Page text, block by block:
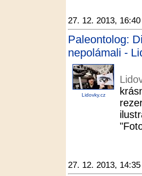
27. 12. 2013, 16:40
Paleontolog:
nepolámali -
Lidovky.cz
27. 12. 2013, 14:35